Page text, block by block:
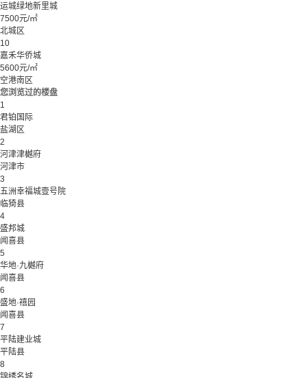
运城绿地新里城
7500元/㎡
北城区
10
嘉禾华侨城
5600元/㎡
空港南区
您浏览过的楼盘
1
君铂国际
盐湖区
2
河津津樾府
河津市
3
五洲幸福城壹号院
临猗县
4
盛邦城
闻喜县
5
华地·九樾府
闻喜县
6
盛地·禧园
闻喜县
7
平陆建业城
平陆县
8